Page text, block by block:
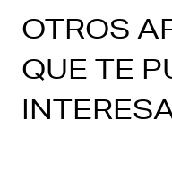
OTROS
QUE TE